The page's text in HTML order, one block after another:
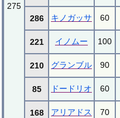
275
286 キノガッサ 60
221 イノムー 100
210 グランブル 90
85 ドードリオ 60
168 アリアドス 70